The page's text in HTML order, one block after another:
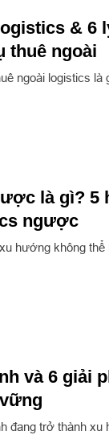
& 6
thuê ngoài
ngoài logistics là
là gì? 5
ngược
hướng không thể
và 6 giải
đang trở thành xu